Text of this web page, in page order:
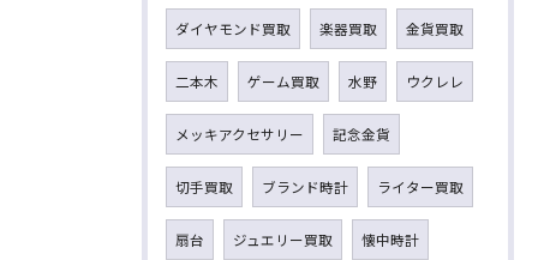
ダイヤモンド買取 楽器買取 金貨買取
二本木 ゲーム買取 水野 ウクレレ
メッキアクセサリー 記念金貨
切手買取 ブランド時計 ライター買取
扇台 ジュエリー買取 懐中時計